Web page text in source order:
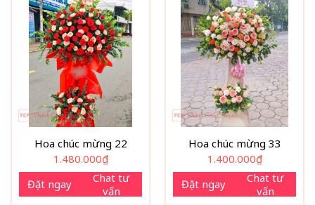
Hoa chúc mừng 22
1.480.000₫
Đặt ngay
Chat tư
vấn
Hoa chúc mừng 33
1.400.000₫
Đặt ngay
Chat tư
vấn